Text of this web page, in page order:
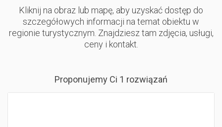
Kliknij na obraz lub mapę, aby uzyskać dostęp do
szczegółowych informacji na temat obiektu w
regionie turystycznym. Znajdziesz tam zdjęcia, usługi,
ceny i kontakt.
Proponujemy Ci 1 rozwiązań